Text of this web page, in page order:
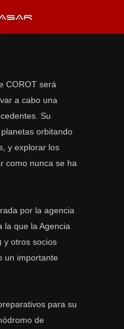
COROT será
a cabo una
Su
orbitando
y explorar los
como nunca se ha
por la agencia
la que la Agencia
y otros socios
un importante
para su
de